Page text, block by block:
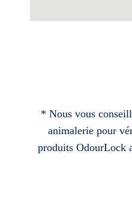
* Nous vous
animalerie pour
produits OdourLock